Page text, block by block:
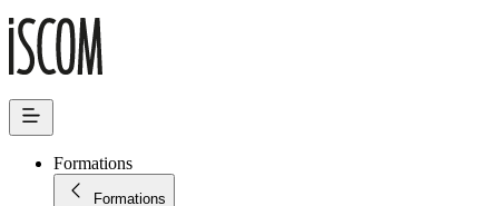
Formations
Formations